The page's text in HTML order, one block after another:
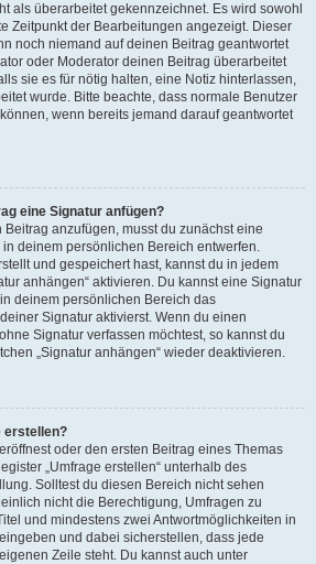
als überarbeitet gekennzeichnet. Es wird sowohl
Zeitpunkt der Bearbeitungen angezeigt. Dieser
noch niemand auf deinen Beitrag geantwortet
oder Moderator deinen Beitrag überarbeitet
sie es für nötig halten, eine Notiz hinterlassen,
wurde. Bitte beachte, dass normale Benutzer
wenn bereits jemand darauf geantwortet
eine Signatur anfügen?
anzufügen, musst du zunächst eine
deinem persönlichen Bereich entwerfen.
und gespeichert hast, kannst du in jedem
anhängen“ aktivieren. Du kannst eine Signatur
deinem persönlichen Bereich das
Signatur aktivierst. Wenn du einen
Signatur verfassen möchtest, so kannst du
„Signatur anhängen“ wieder deaktivieren.
erstellen?
oder den ersten Beitrag eines Themas
„Umfrage erstellen“ unterhalb des
Solltest du diesen Bereich nicht sehen
nicht die Berechtigung, Umfragen zu
und mindestens zwei Antwortmöglichkeiten in
und dabei sicherstellen, dass jede
Zeile steht. Du kannst auch unter